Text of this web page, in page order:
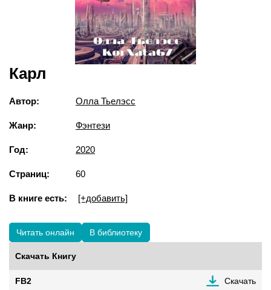
Карл
Автор: Олла Тьелэсс
Жанр: Фэнтези
Год: 2020
Страниц: 60
В книге есть: [+добавить]
Читать онлайн В библиотеку
Скачать Книгу
FB2 Скачать